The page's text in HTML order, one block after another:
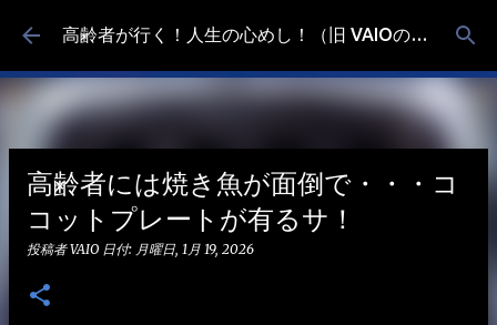
スキップしてメイン コンテンツに移動 高齢者が行く！人生の心めし！（旧 VAIOの食べ歩き）
高齢者には焼き魚が面倒で・・・コ
コットプレートが有るサ！
投稿者VAIO 日付: 月曜日, 1月 19, 2026